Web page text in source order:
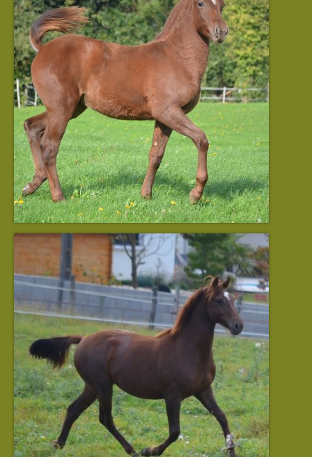
Lorkos de La Lyre
Miceliandre de La Lyre
Menetios de La Lyre
Minos de La Lyre
Mandrak de La Lyre
Meherys de La Lyre
Nancelion de La Lyre
Naherys de la Lyre
Nerendyl de La Lyre
Nildrith de La Lyre
Naldoran de La Lyre
Orphéus de la Lyre
Orihime de La Lyre
Oberyn de La Lyre
Ouranos de La Lyre
Phaeris de La Lyre